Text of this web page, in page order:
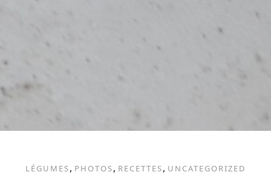
LÉGUMES, PHOTOS, RECETTES, UNCATEGORIZED